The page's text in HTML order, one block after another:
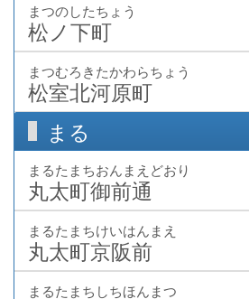
まつのしたちょう
松ノ下町
まつむろきたかわらちょう
松室北河原町
まる
まるたまちおんまえどおり
丸太町御前通
まるたまちけいはんまえ
丸太町京阪前
まるたまちしちほんまつ